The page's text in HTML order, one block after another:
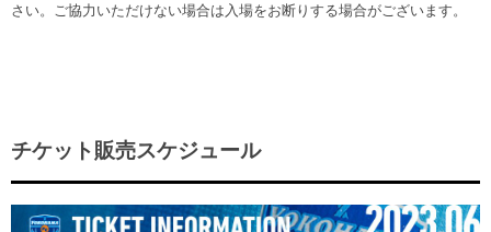
さい。ご協力いただけない場合は入場をお断りする場合がございます。
チケット販売スケジュール